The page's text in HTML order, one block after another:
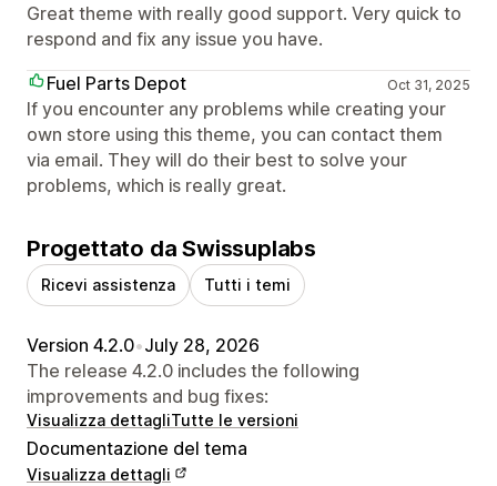
Great theme with really good support. Very quick to
respond and fix any issue you have.
Fuel Parts Depot
Oct 31, 2025
If you encounter any problems while creating your
own store using this theme, you can contact them
via email. They will do their best to solve your
problems, which is really great.
Progettato da Swissuplabs
Ricevi assistenza Tutti i temi
Version 4.2.0•July 28, 2026
The release 4.2.0 includes the following
improvements and bug fixes:
Visualizza dettagliTutte le versioni
Documentazione del tema
Visualizza dettagli